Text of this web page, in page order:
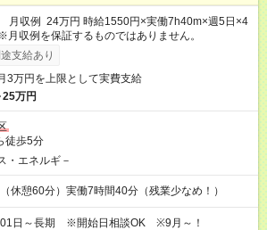
収例 24万円 時給1550円×実働7h40m×週5日×4
収例を保証するものではありません。
支給あり
3万円を上限として実費支給
万円
徒歩5分
・エネルギ－
休憩60分）実働7時間40分（残業少なめ！）
01日～長期 ※開始日相談OK ※9月～！